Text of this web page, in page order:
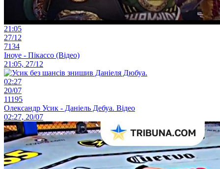
21:05
27/12
7134
Іноуе - Пікассо (Відео)
21:05, 27/12
02:27
20/07
11195
Олександр Усик - Даніель Дебуа. Відео
02:27, 20/07